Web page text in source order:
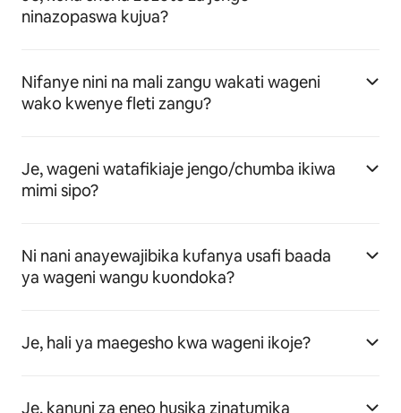
ninazopaswa kujua?
Nifanye nini na mali zangu wakati wageni
wako kwenye fleti zangu?
Je, wageni watafikiaje jengo/chumba ikiwa
mimi sipo?
Ni nani anayewajibika kufanya usafi baada
ya wageni wangu kuondoka?
Je, hali ya maegesho kwa wageni ikoje?
Je, kanuni za eneo husika zinatumika